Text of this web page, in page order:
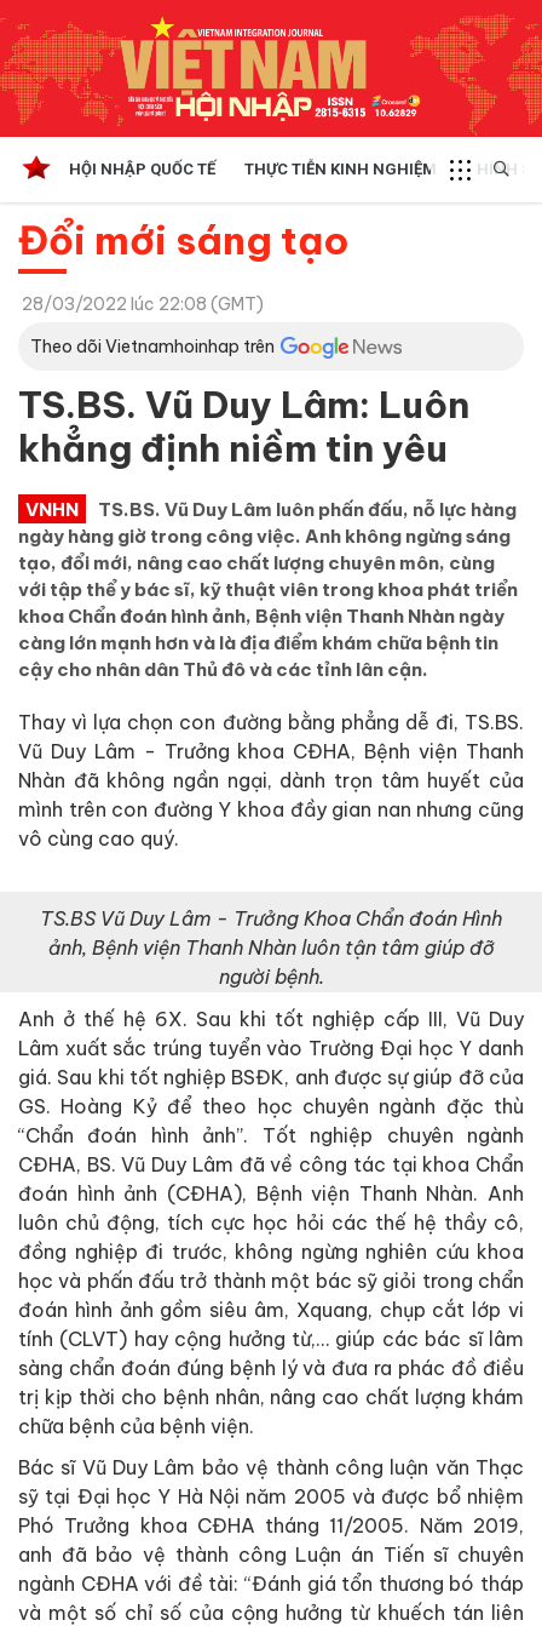
HỘI NHẬP QUỐC TẾ THỰC TIỄN KINH NGHIỆM CHÍNH
Đổi mới sáng tạo
28/03/2022 lúc 22:08 (GMT)
Theo dõi Vietnamhoinhap trên
TS.BS. Vũ Duy Lâm: Luôn
khẳng định niềm tin yêu
VNHN
TS.BS. Vũ Duy Lâm luôn phấn đấu, nỗ lực hàng
ngày hàng giờ trong công việc. Anh không ngừng sáng
tạo, đổi mới, nâng cao chất lượng chuyên môn, cùng
với tập thể y bác sĩ, kỹ thuật viên trong khoa phát triển
khoa Chẩn đoán hình ảnh, Bệnh viện Thanh Nhàn ngày
càng lớn mạnh hơn và là địa điểm khám chữa bệnh tin
cậy cho nhân dân Thủ đô và các tỉnh lân cận.
Thay vì lựa chọn con đường bằng phẳng dễ đi, TS.BS.
Vũ Duy Lâm - Trưởng khoa CĐHA, Bệnh viện Thanh
Nhàn đã không ngần ngại, dành trọn tâm huyết của
mình trên con đường Y khoa đầy gian nan nhưng cũng
vô cùng cao quý.
TS.BS Vũ Duy Lâm - Trưởng Khoa Chẩn đoán Hình
ảnh, Bệnh viện Thanh Nhàn luôn tận tâm giúp đỡ
người bệnh.
Anh ở thế hệ 6X. Sau khi tốt nghiệp cấp III, Vũ Duy
Lâm xuất sắc trúng tuyển vào Trường Đại học Y danh
giá. Sau khi tốt nghiệp BSĐK, anh được sự giúp đỡ của
GS. Hoàng Kỷ để theo học chuyên ngành đặc thù
“Chẩn đoán hình ảnh”. Tốt nghiệp chuyên ngành
CĐHA, BS. Vũ Duy Lâm đã về công tác tại khoa Chẩn
đoán hình ảnh (CĐHA), Bệnh viện Thanh Nhàn. Anh
luôn chủ động, tích cực học hỏi các thế hệ thầy cô,
đồng nghiệp đi trước, không ngừng nghiên cứu khoa
học và phấn đấu trở thành một bác sỹ giỏi trong chẩn
đoán hình ảnh gồm siêu âm, Xquang, chụp cắt lớp vi
tính (CLVT) hay cộng hưởng từ,… giúp các bác sĩ lâm
sàng chẩn đoán đúng bệnh lý và đưa ra phác đồ điều
trị kịp thời cho bệnh nhân, nâng cao chất lượng khám
chữa bệnh của bệnh viện.
Bác sĩ Vũ Duy Lâm bảo vệ thành công luận văn Thạc
sỹ tại Đại học Y Hà Nội năm 2005 và được bổ nhiệm
Phó Trưởng khoa CĐHA tháng 11/2005. Năm 2019,
anh đã bảo vệ thành công Luận án Tiến sĩ chuyên
ngành CĐHA với đề tài: “Đánh giá tổn thương bó tháp
và một số chỉ số của cộng hưởng từ khuếch tán liên